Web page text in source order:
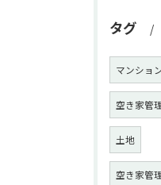
タグ
マンショ
空き家管
土地
空き家管